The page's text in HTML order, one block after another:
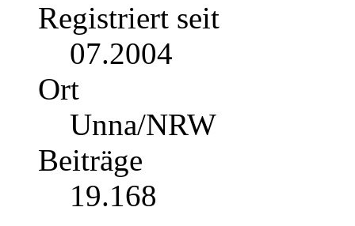
Registriert seit
07.2004
Ort
Unna/NRW
Beiträge
19.168